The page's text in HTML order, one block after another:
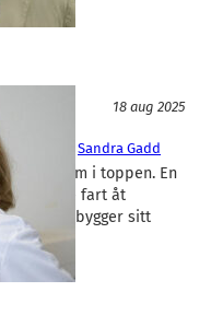
18 aug 2025
Alajmovic Sandra Gadd
om i toppen. En
för att ge fart åt
en annan bygger sitt